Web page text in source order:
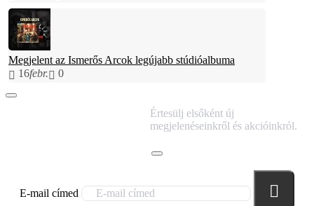
Megjelent az Ismerős Arcok legújabb stúdióalbuma
16febr. 0
Értesülj elsőként új
megjelenéseinkről és akcióinkról.
E-mail címed